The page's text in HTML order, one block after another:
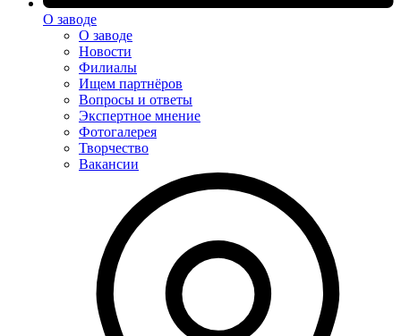
О заводе
О заводе
Новости
Филиалы
Ищем партнёров
Вопросы и ответы
Экспертное мнение
Фотогалерея
Творчество
Вакансии